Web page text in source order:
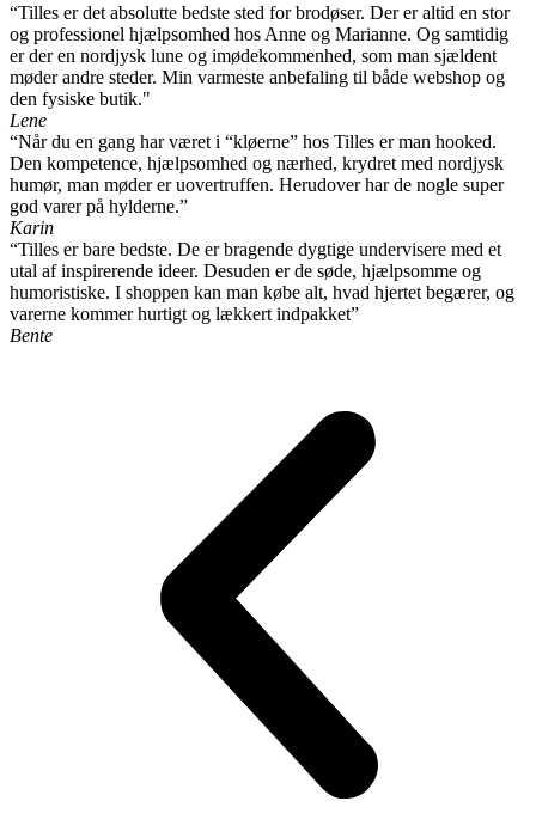
“Tilles er det absolutte bedste sted for brodøser. Der er altid en stor
og professionel hjælpsomhed hos Anne og Marianne. Og samtidig
er der en nordjysk lune og imødekommenhed, som man sjældent
møder andre steder. Min varmeste anbefaling til både webshop og
den fysiske butik."
Lene
“Når du en gang har været i “kløerne” hos Tilles er man hooked.
Den kompetence, hjælpsomhed og nærhed, krydret med nordjysk
humør, man møder er uovertruffen. Herudover har de nogle super
god varer på hylderne.”
Karin
“Tilles er bare bedste. De er bragende dygtige undervisere med et
utal af inspirerende ideer. Desuden er de søde, hjælpsomme og
humoristiske. I shoppen kan man købe alt, hvad hjertet begærer, og
varerne kommer hurtigt og lækkert indpakket”
Bente